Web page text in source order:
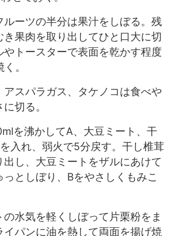
ルーツの半分は果汁をしぼる。残
き果肉を取り出してひと口大に切
やトースターで表面を乾かす程度
。
アスパラガス、タケノコは食べや
切る。
を沸かしてA、大豆ミート、干
入れ、弱火で5分戻す。干し椎茸
出し、大豆ミートをザルにあけて
っとしぼり、Bをやさしくもみこ
の水気を軽くしぼって片栗粉をま
イパンに油を熱して両面を揚げ焼